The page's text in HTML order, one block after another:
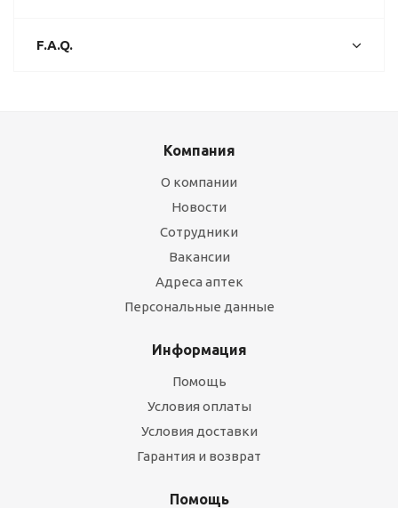
F.A.Q.
Компания
О компании
Новости
Сотрудники
Вакансии
Адреса аптек
Персональные данные
Информация
Помощь
Условия оплаты
Условия доставки
Гарантия и возврат
Помощь